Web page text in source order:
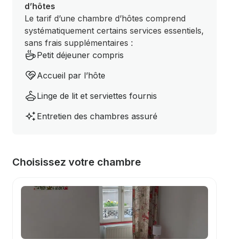
d’hôtes
Le tarif d’une chambre d’hôtes comprend
systématiquement certains services essentiels,
sans frais supplémentaires :
Petit déjeuner compris
Accueil par l’hôte
Linge de lit et serviettes fournis
Entretien des chambres assuré
Choisissez votre chambre